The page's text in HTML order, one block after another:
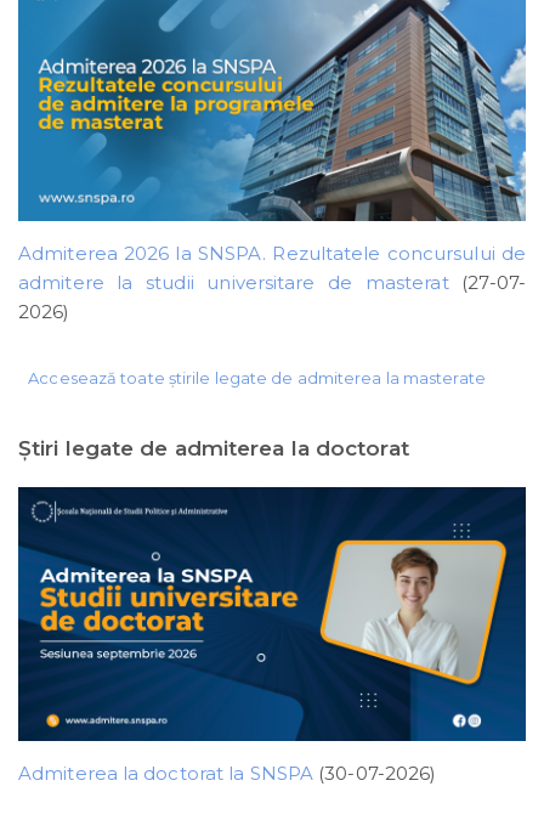
Admiterea 2026 la SNSPA. Rezultatele concursului de
admitere la studii universitare de masterat
(27-07-
2026)
Accesează toate știrile legate de admiterea la masterate
Ştiri legate de admiterea la doctorat
Admiterea la doctorat la SNSPA (30-07-2026)